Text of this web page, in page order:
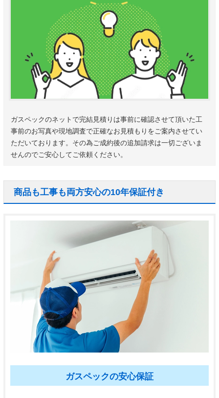
ガスペックのネットで完結見積りは事前に確認させて頂いた工
事前のお写真や現地調査で正確なお見積もりをご案内させてい
ただいております。その為ご成約後の追加請求は一切ございま
せんのでご安心してご依頼ください。
商品も工事も両方安心の10年保証付き
ガスペックの安心保証